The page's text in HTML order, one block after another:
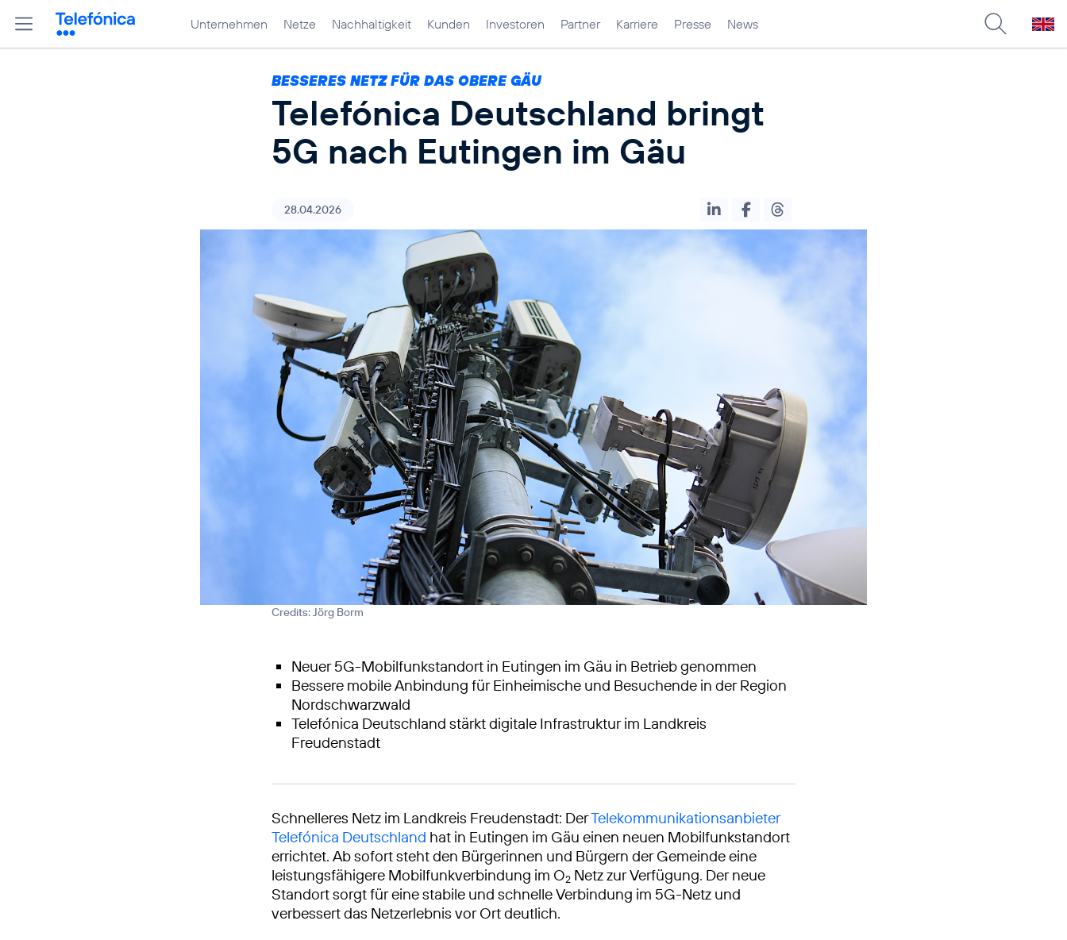
Unternehmen Netze Nachhaltigkeit Kunden Investoren Partner Karriere Presse News
BESSERES NETZ FÜR DAS OBERE GÄU
Telefónica Deutschland bringt
5G nach Eutingen im Gäu
28.04.2026
Credits: Jörg Borm
Neuer 5G-Mobilfunkstandort in Eutingen im Gäu in Betrieb genommen
Bessere mobile Anbindung für Einheimische und Besuchende in der Region
Nordschwarzwald
Telefónica Deutschland stärkt digitale Infrastruktur im Landkreis
Freudenstadt
Schnelleres Netz im Landkreis Freudenstadt: DerTelekommunikationsanbieter
Telefónica Deutschland hat in Eutingen im Gäu einen neuen Mobilfunkstandort
errichtet. Ab sofort steht den Bürgerinnen und Bürgern der Gemeinde eine
leistungsfähigere Mobilfunkverbindung im O2 Netz zur Verfügung. Der neue
Standort sorgt für eine stabile und schnelle Verbindung im 5G-Netz und
verbessert das Netzerlebnis vor Ort deutlich.